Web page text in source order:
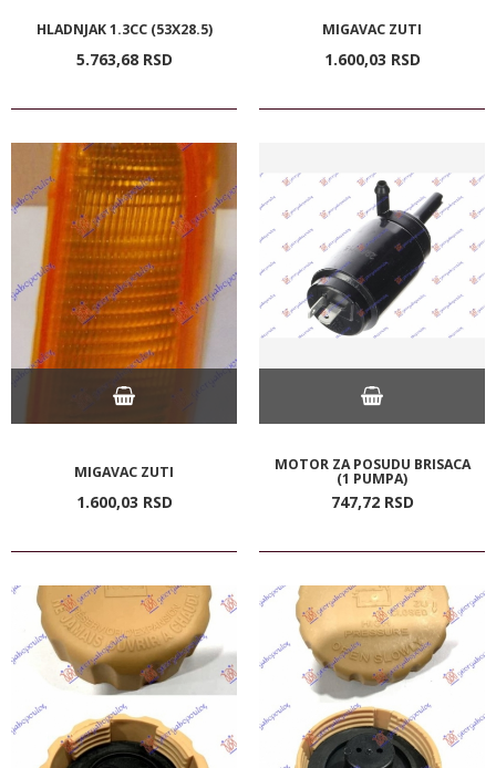
HLADNJAK 1.3CC (53X28.5)
5.763,68 RSD
MIGAVAC ZUTI
1.600,03 RSD
MIGAVAC ZUTI
1.600,03 RSD
MOTOR ZA POSUDU BRISACA
(1 PUMPA)
747,72 RSD